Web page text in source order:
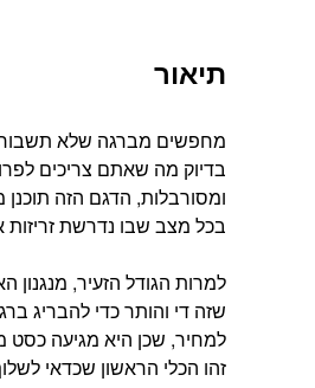
תיאור
מחפשים מברגה שלא
בכל מצב שבו נדרשת זריזות
שזה די והותר כדי להבריג
זהו הכלי הראשון שכדאי